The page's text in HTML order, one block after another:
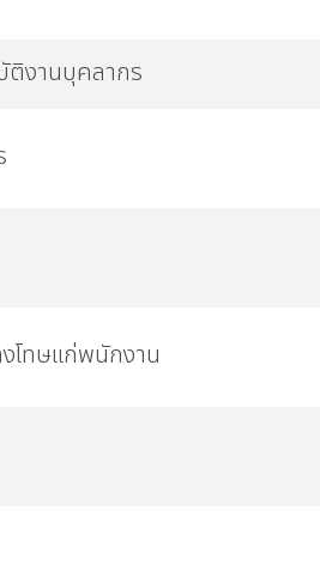
ติงานบุคลากร
โทษแก่พนักงาน